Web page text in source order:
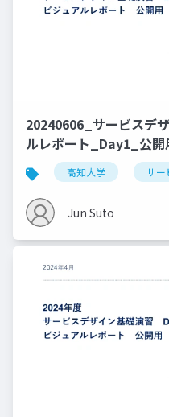
20240606_サービスデ
ルレポート_Day1_公開
高知大学 サー
Jun Suto